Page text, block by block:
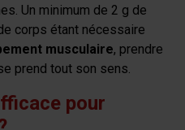
Un minimum de 2 g de
corps étant nécessaire
musculaire, prendre
prend tout son sens.
pour